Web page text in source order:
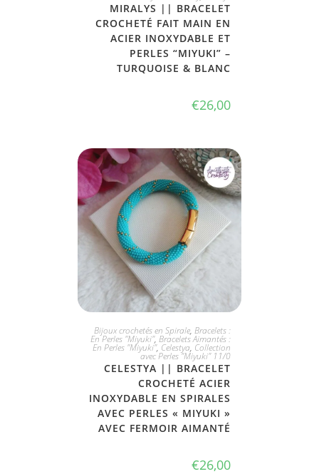
MIRALYS || BRACELET
CROCHETÉ FAIT MAIN EN
ACIER INOXYDABLE ET
PERLES “MIYUKI” –
TURQUOISE & BLANC
€26,00
JE L'ADOPTE
Bijoux crochetés en Spirale, Bracelets :
En Perles "Miyuki", Bracelets Aimantés :
En Perles "Miyuki", Celestya, Collection
avec Perles "Miyuki" 11/0
CELESTYA || BRACELET
CROCHETÉ ACIER
INOXYDABLE EN SPIRALES
AVEC PERLES « MIYUKI »
AVEC FERMOIR AIMANTÉ
€26,00